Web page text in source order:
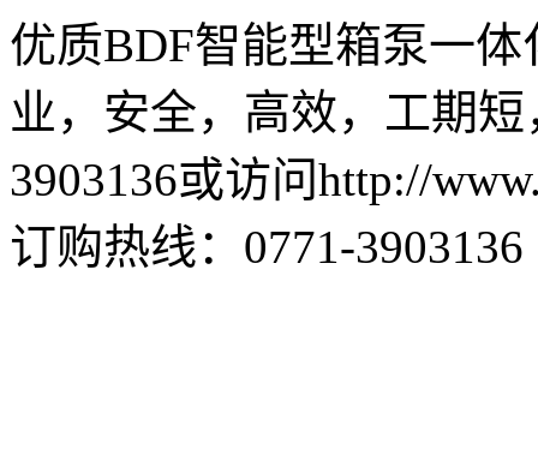
优质BDF智能型箱泵一
业，安全，高效，工期
3903136或访问http://
订购热线： 0771-3903136